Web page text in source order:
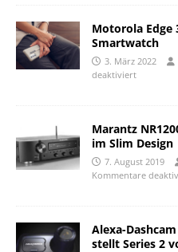
Motorola Edge
Smartwatch
3. März 2022
deaktiviert
Marantz
im Slim Design
7. August 2019
Kommentare
Alexa-
stellt Series 2